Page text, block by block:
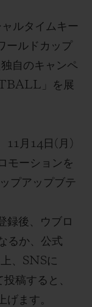
躍動感あふれる
ーンをぜひご
カー 日本代表
ルー ヴィクト
銀座ブティッ
・田村
大によ
ラストが登
中*はビル全
本代表の試合
イルミネーシ
ルタイムキー
ールドカップ
独自のキャンペ
を展
11 月 14 日 ( 月 )
モーションを
プアップブテ
録後、ウブロ
るか、公式
、 SNSに
投稿すると、
げます。